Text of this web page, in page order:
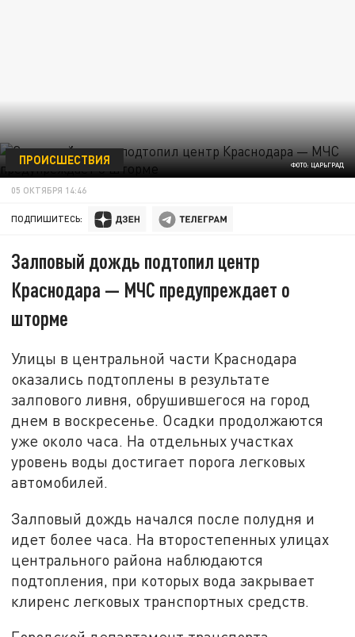
ФОТО: ЦАРЬГРАД
ПРОИСШЕСТВИЯ
05 ОКТЯБРЯ 14:46
ПОДПИШИТЕСЬ:
Залповый дождь подтопил центр
Краснодара — МЧС предупреждает о
шторме
Улицы в центральной части Краснодара
оказались подтоплены в результате
залпового ливня, обрушившегося на город
днем в воскресенье. Осадки продолжаются
уже около часа. На отдельных участках
уровень воды достигает порога легковых
автомобилей.
Залповый дождь начался после полудня и
идет более часа. На второстепенных улицах
центрального района наблюдаются
подтопления, при которых вода закрывает
клиренс легковых транспортных средств.